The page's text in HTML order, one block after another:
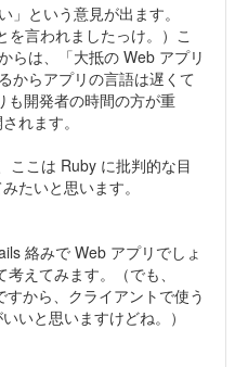
」という意見が出ます。
を言われましたっけ。）こ
らは、「大抵の Web アプリ
からアプリの言語は遅くて
も開発者の時間の方が重
れます。
ここは Ruby に批判的な目
たいと思います。
絡みで Web アプリでしょ
えてみます。（でも、
から、クライアントで使う
いと思いますけどね。）